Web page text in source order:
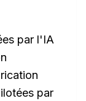
par l'IA
par